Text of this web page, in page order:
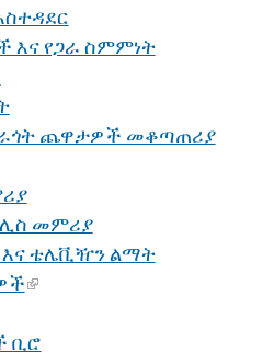
እና የጋራ ስምምነት
ጨዋታዎች መቆጣጠሪያ
መምሪያ
እና ቴሌቪዥን ልማት
ቢሮ